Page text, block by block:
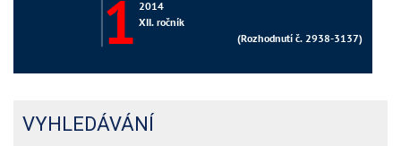
VYHLEDÁVÁNÍ